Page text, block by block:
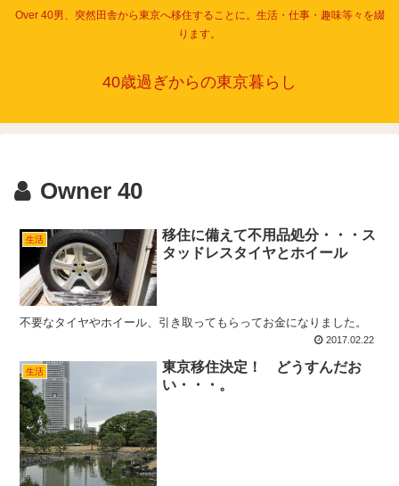
Over 40男、突然田舎から東京へ移住することに。生活・仕事・趣味等々を綴
ります。
40歳過ぎからの東京暮らし
Owner 40
生活
移住に備えて不用品処分・・・ス
タッドレスタイヤとホイール
不要なタイヤやホイール、引き取ってもらってお金になりました。
2017.02.22
生活
東京移住決定！ どうすんだお
い・・・。